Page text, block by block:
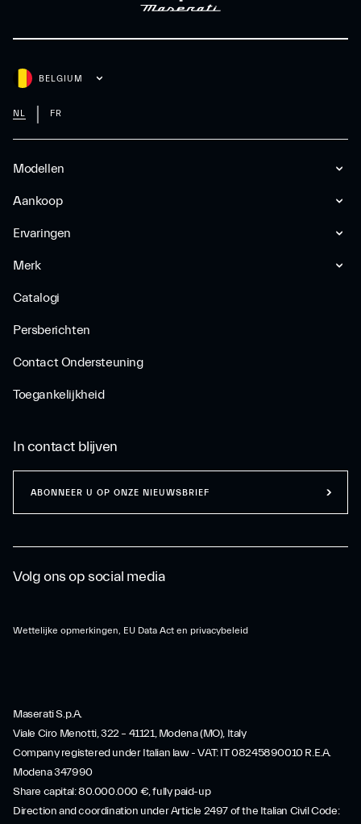
Modellen
Aankoop
Ervaringen
Merk
Catalogi
Persberichten
Contact Ondersteuning
Toegankelijkheid
BELGIUM
NL FR
Volg ons op social media
Wettelijke opmerkingen, EU Data Act en privacybeleid
In contact blijven
ABONNEER U OP ONZE NIEUWSBRIEF
Maserati S.p.A.
Viale Ciro Menotti, 322 – 41121, Modena (MO), Italy
Company registered under Italian law - VAT: IT 08245890010 R.E.A.
Modena 347990
Share capital: 80.000.000 €, fully paid-up
Direction and coordination under Article 2497 of the Italian Civil Code: